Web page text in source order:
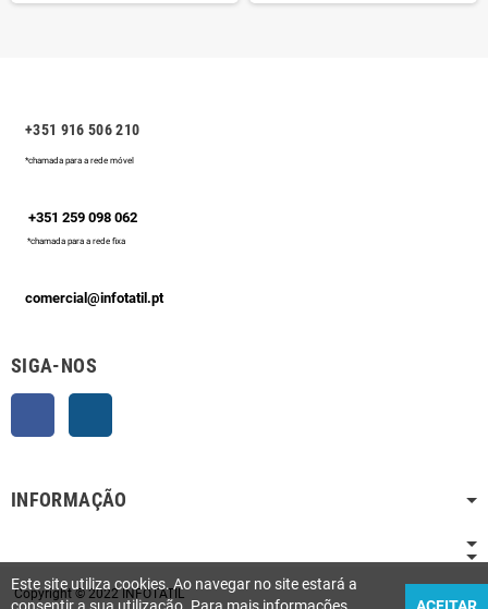
+351 916 506 210
*chamada para a rede móvel
+351 259 098 062
*chamada para a rede fixa
comercial@infotatil.pt
SIGA-NOS
INFORMAÇÃO
Copyright © 2022 INFOTATIL
Este site utiliza cookies. Ao navegar no site estará a